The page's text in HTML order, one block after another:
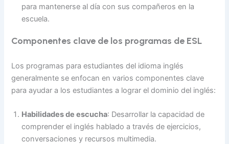
para mantenerse al día con sus compañeros en la
escuela.
Componentes clave de los programas de ESL
Los programas para estudiantes del idioma inglés
generalmente se enfocan en varios componentes clave
para ayudar a los estudiantes a lograr el dominio del inglés:
Habilidades de escucha: Desarrollar la capacidad de
comprender el inglés hablado a través de ejercicios,
conversaciones y recursos multimedia.